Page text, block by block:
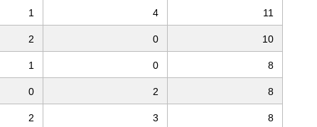
1 4 11
2 0 10
1 0 8
0 2 8
2 3 8